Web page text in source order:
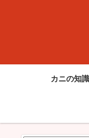
カニの知識